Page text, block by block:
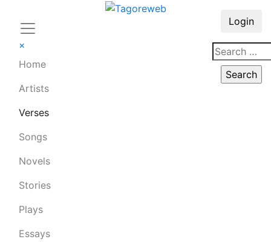
×
Home
Artists
Verses
Songs
Novels
Stories
Plays
Essays
Login